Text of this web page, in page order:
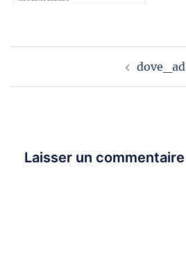
dove_ad
Laisser un commentaire